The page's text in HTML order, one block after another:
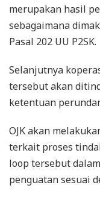
merupakan hasil
sebagaimana
Pasal 202 UU P2SK.
Selanjutnya
tersebut akan
ketentuan
OJK akan
terkait proses
loop tersebut
penguatan sesuai